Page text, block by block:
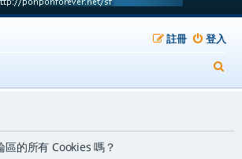
登入
註冊
尋
的所有 Cookies 嗎？